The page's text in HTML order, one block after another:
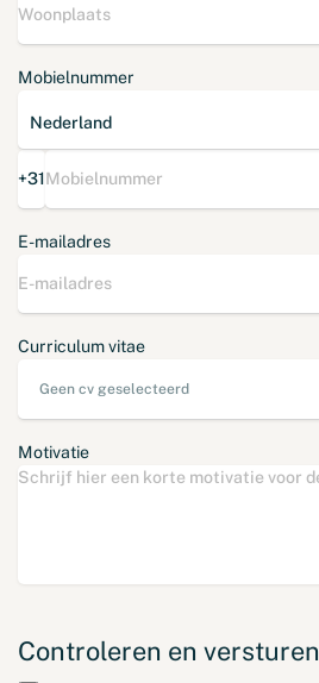
Mobielnummer
+31
E-mailadres
Curriculum vitae
Geen cv geselecteerd
Motivatie
Controleren en versturen